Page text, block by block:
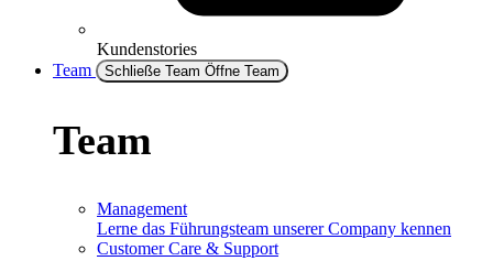
Kundenstories
Team
Schließe Team Öffne Team
Team
Management
Lerne das Führungsteam unserer Company kennen
Customer Care & Support